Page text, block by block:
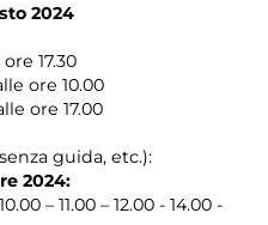
2024
17.30
ore 10.00
ore 17.00
guida, etc.):
2024:
– 11.00 – 12.00 - 14.00 -